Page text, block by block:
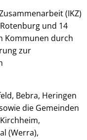
(IKZ)
und 14
Kommunen durch
zur
Bebra, Heringen
die Gemeinden
(Werra),